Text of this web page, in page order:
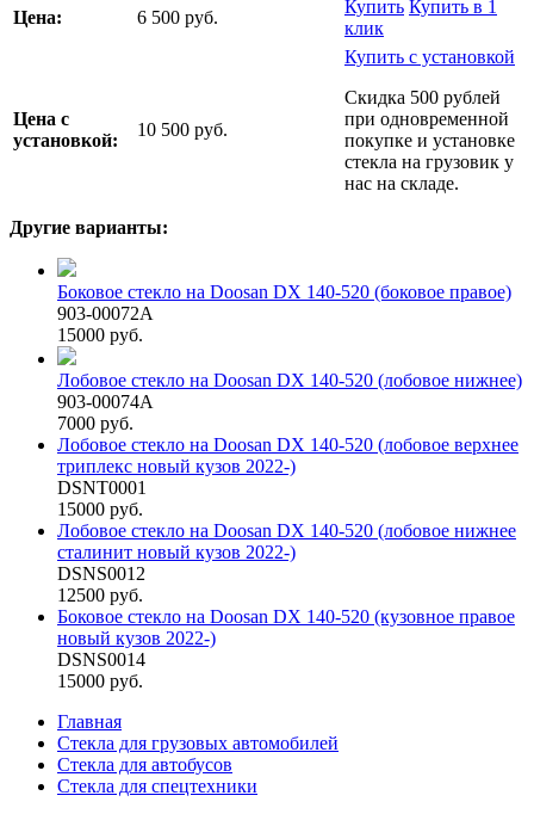
Цена: 6 500 руб.
Купить Купить в 1
клик
Цена с
установкой:
10 500 руб.
Купить с установкой
Скидка 500 рублей
при одновременной
покупке и установке
стекла на грузовик у
нас на складе.
Другие варианты:
Боковое стекло на Doosan DX 140-520 (боковое правое)
903-00072A
15000 руб.
Лобовое стекло на Doosan DX 140-520 (лобовое нижнее)
903-00074A
7000 руб.
Лобовое стекло на Doosan DX 140-520 (лобовое верхнее
триплекс новый кузов 2022-)
DSNT0001
15000 руб.
Лобовое стекло на Doosan DX 140-520 (лобовое нижнее
сталинит новый кузов 2022-)
DSNS0012
12500 руб.
Боковое стекло на Doosan DX 140-520 (кузовное правое
новый кузов 2022-)
DSNS0014
15000 руб.
Главная
Стекла для грузовых автомобилей
Стекла для автобусов
Стекла для спецтехники